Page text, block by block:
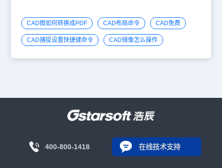
CAD图如何转换成PDF CAD布局命令 CAD免费
CAD捕捉设置快捷键命令 CAD镜像怎么操作
400-800-1418 在线技术支持